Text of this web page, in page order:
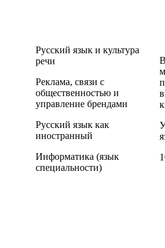
Русский язык и культура
речи
Реклама, связи с
общественностью и
управление брендами
Русский язык как
иностранный
Информатика (язык
специальности)